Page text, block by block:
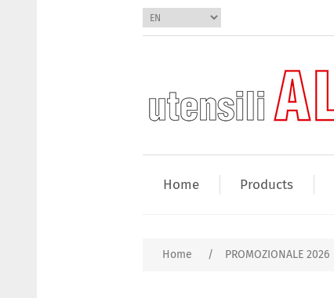
Home Products
Home / PROMOZIONALE 2026